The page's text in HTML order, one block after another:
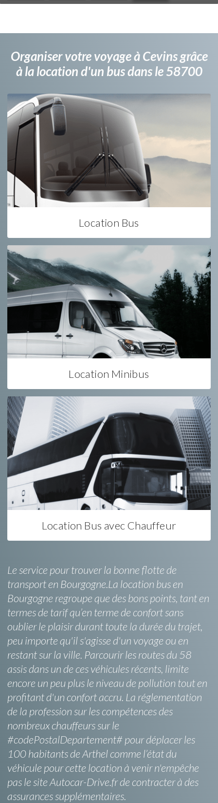
Organiser votre voyage à Cevins grâce
à la location d'un bus dans le 58700
Location Bus
Location Minibus
Location Bus avec Chauffeur
Le service pour trouver la bonne flotte de
transport en Bourgogne.La location bus en
Bourgogne regroupe que des bons points, tant en
termes de tarif qu’en terme de confort sans
oublier le plaisir durant toute la durée du trajet,
peu importe qu'il s'agisse d'un voyage ou en
restant sur la ville. Parcourir les routes du 58
assis dans un de ces véhicules récents, limite
encore un peu plus le niveau de pollution tout en
profitant d'un confort accru. La réglementation
de la profession sur les compétences des
nombreux chauffeurs sur le
#codePostalDepartement# pour déplacer les
100 habitants de Arthel comme l’état du
véhicule pour cette location à venir n'empêche
pas le site Autocar-Drive.fr de contracter à des
assurances supplémentaires.